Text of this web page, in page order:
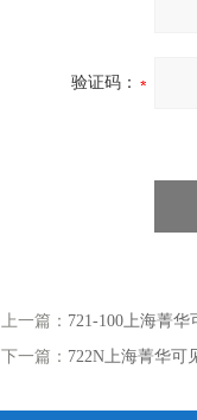
验证码：
上一篇： 721-100上海菁华
下一篇： 722N上海菁华可